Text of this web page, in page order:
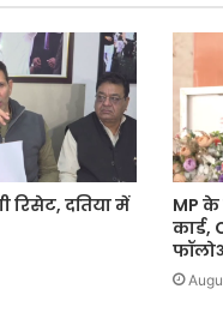
रिसेट, दतिया में
MP के